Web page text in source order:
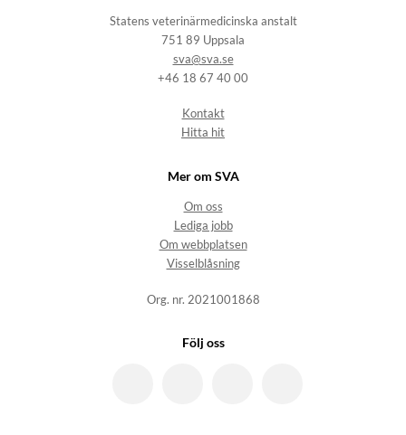
Statens veterinärmedicinska anstalt
751 89 Uppsala
sva@sva.se
+46 18 67 40 00
Kontakt
Hitta hit
Mer om SVA
Om oss
Lediga jobb
Om webbplatsen
Visselblåsning
Org. nr. 2021001868
Följ oss